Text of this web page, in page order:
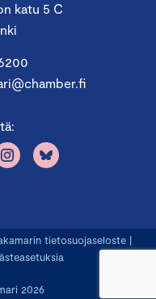
katu 5 C
2026
tietosuojaseloste |